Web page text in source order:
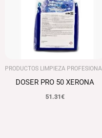
PRODUCTOS LIMPIEZA
DOSER PRO 50 XERONA
51.31€